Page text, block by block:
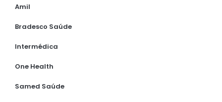
Amil
Bradesco Saúde
Intermédica
One Health
Samed Saúde